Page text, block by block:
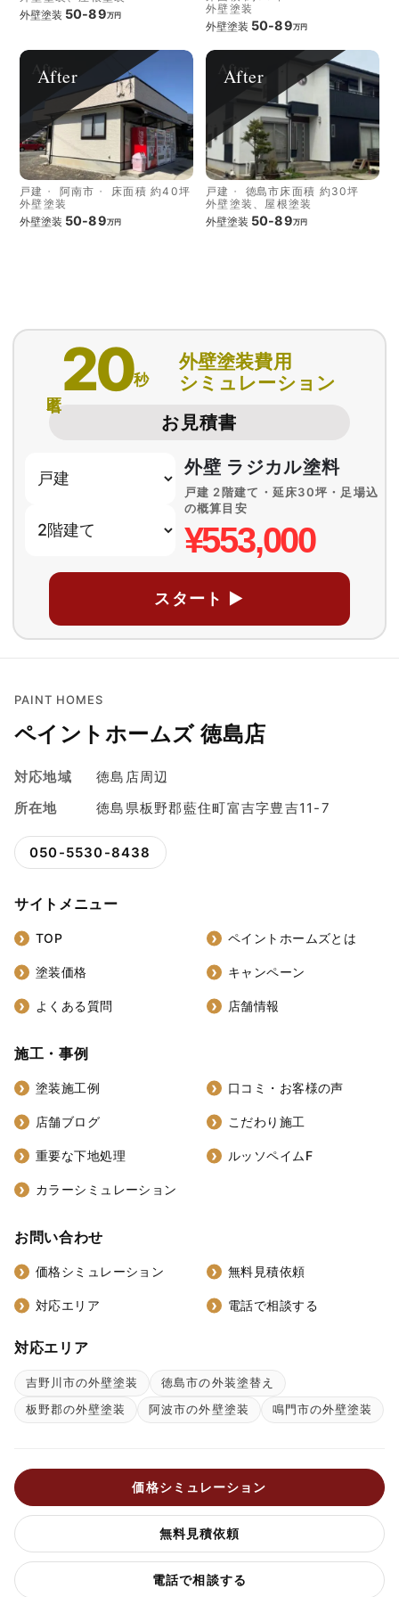
外壁塗装 50-89万円
外壁塗装
外壁塗装 50-89万円
After
戸建 阿南市
床面積 約40坪
外壁塗装
外壁塗装 50-89万円
After
戸建 徳島市床面積 約30坪
外壁塗装、屋根塗装
外壁塗装 50-89万円
20秒
外壁塗装費用
シミュレーション
お見積書
外壁 ラジカル塗料
戸建 2階建て・延床30坪・足場込
の概算目安
¥553,000
スタート ▶
PAINT HOMES
ペイントホームズ 徳島店
対応地域
徳島店周辺
所在地
徳島県板野郡藍住町富吉字豊吉11-7
050-5530-8438
サイトメニュー
TOP ペイントホームズとは
塗装価格 キャンペーン
よくある質問 店舗情報
施工・事例
塗装施工例 口コミ・お客様の声
店舗ブログ こだわり施工
重要な下地処理 ルッソペイムF
カラーシミュレーション
お問い合わせ
価格シミュレーション 無料見積依頼
対応エリア 電話で相談する
対応エリア
吉野川市の外壁塗装
徳島市の外装塗替え
板野郡の外壁塗装
阿波市の外壁塗装 鳴門市の外壁塗装
価格シミュレーション
無料見積依頼
電話で相談する